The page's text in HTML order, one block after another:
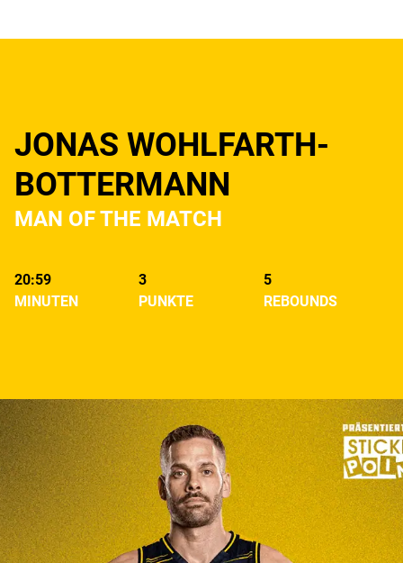
JONAS WOHLFARTH-
BOTTERMANN
MAN OF THE MATCH
20:59
MINUTEN
3
PUNKTE
5
REBOUNDS